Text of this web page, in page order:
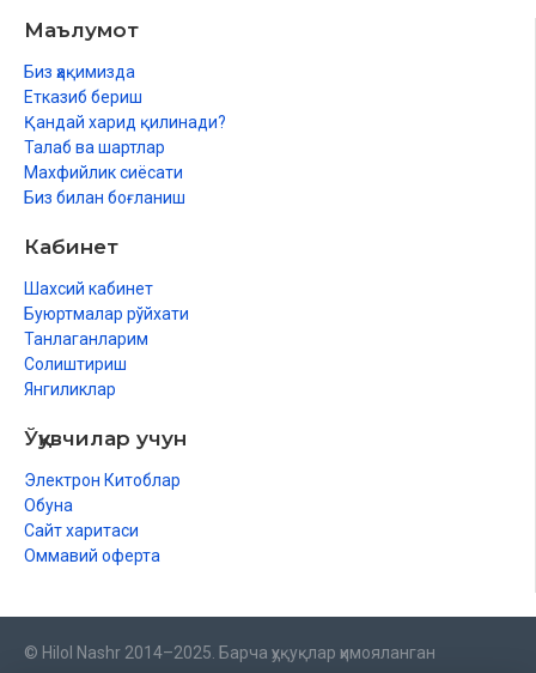
Маълумот
Биз ҳақимизда
Етказиб бериш
Қандай харид қилинади?
Талаб ва шартлар
Махфийлик сиёсати
Биз билан боғланиш
Кабинет
Шахсий кабинет
Буюртмалар рўйхати
Танлаганларим
Солиштириш
Янгиликлар
Ўқувчилар учун
Электрон Китоблар
Обуна
Сайт харитаси
Оммавий оферта
© Hilol Nashr 2014–2025. Барча ҳуқуқлар ҳимояланган